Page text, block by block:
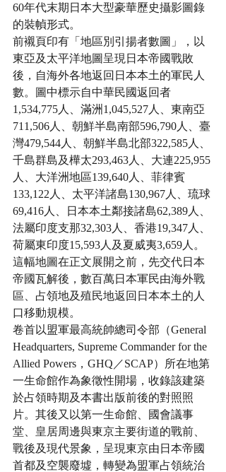
60年代末期日本大型豪華歷史攝影圖錄
的裝幀形式。
前襯頁印有「地區別引揚者數圖」，以
東亞及太平洋地圖呈現日本帝國戰敗
後，自海外各地返回日本本土的軍民人
數。圖中標示自中華民國返回者
1,534,775人、滿洲1,045,527人、東南亞
711,506人、朝鮮半島南部596,790人、臺
灣479,544人、朝鮮半島北部322,585人、
千島群島及樺太293,463人、大連225,955
人、大洋洲地區139,640人、菲律賓
133,122人、太平洋諸島130,967人、琉球
69,416人、日本本土鄰接諸島62,389人、
法屬印度支那32,303人、香港19,347人、
荷屬東印度15,593人及夏威夷3,659人。
這幅地圖在正文展開之前，先交代日本
帝國瓦解後，數百萬日本軍民由海外戰
區、占領地及殖民地返回日本本土的人
口移動規模。
卷首以盟軍最高統帥總司令部（General
Headquarters, Supreme Commander for the
Allied Powers，GHQ／SCAP）所在地第
一生命館作為象徵性開場，收錄該建築
於占領時期及本書出版前後的對照照
片。其後又以第一生命館、國會議事
堂、皇居周邊與東京主要街道的戰前、
戰後及現代景象，呈現東京由日本帝國
首都及空襲廢墟，轉變為盟軍占領統治